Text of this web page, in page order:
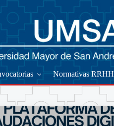
Normativas RRHH